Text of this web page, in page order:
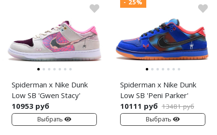
Spiderman x Nike Dunk
Low SB 'Gwen Stacy'
10953 руб
Выбрать
- 25%
Spiderman x Nike Dunk
Low SB 'Peni Parker'
10111 руб 13481 руб
Выбрать